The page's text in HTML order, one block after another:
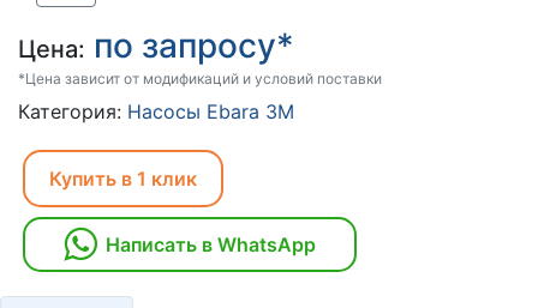
Цена: по запросу*
*Цена зависит от модификаций и условий поставки
Категория: Насосы Ebara 3M
Купить в 1 клик
Написать в WhatsApp